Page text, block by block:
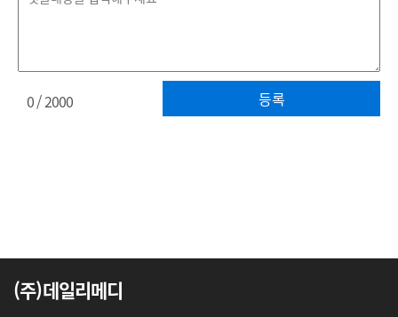
등록
0/ 2000
(주)데일리메디